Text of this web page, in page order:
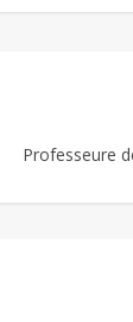
Professeure